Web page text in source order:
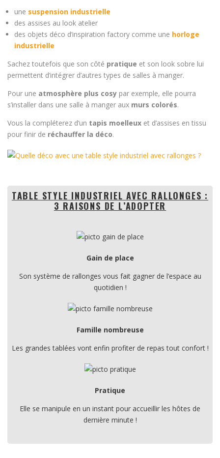
une suspension industrielle
des assises au look atelier
des objets déco d’inspiration factory comme une horloge
industrielle
Sachez toutefois que son côté pratique et son look sobre lui
permettent d’intégrer d’autres types de salles à manger.
Pour une atmosphère plus cosy par exemple, elle pourra
s’installer dans une salle à manger aux murs colorés.
Vous la compléterez d’un tapis moelleux et d’assises en tissu
pour finir de réchauffer la déco.
TABLE STYLE INDUSTRIEL AVEC RALLONGES :
3 RAISONS DE L’ADOPTER
Gain de place
Son système de rallonges vous fait gagner de l’espace au
quotidien !
Famille nombreuse
Les grandes tablées vont enfin profiter de repas tout confort !
Pratique
Elle se manipule en un instant pour accueillir les hôtes de
dernière minute !